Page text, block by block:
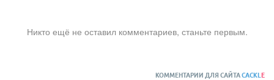
Никто ещё не оставил комментариев, станьте первым.
КОММЕНТАРИИ ДЛЯ САЙТАCACKL E